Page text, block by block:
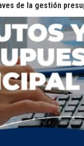
de la gestión